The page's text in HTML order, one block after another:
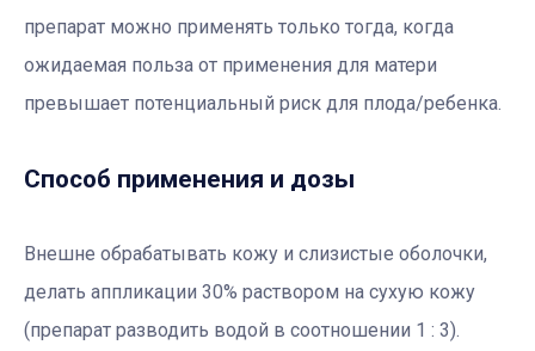
препарат можно применять только тогда, когда
ожидаемая польза от применения для матери
превышает потенциальный риск для плода/ребенка.
Способ применения и дозы
Внешне обрабатывать кожу и слизистые оболочки,
делать аппликации 30% раствором на сухую кожу
(препарат разводить водой в соотношении 1 : 3).